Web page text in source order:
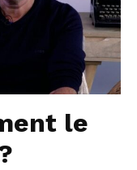
le